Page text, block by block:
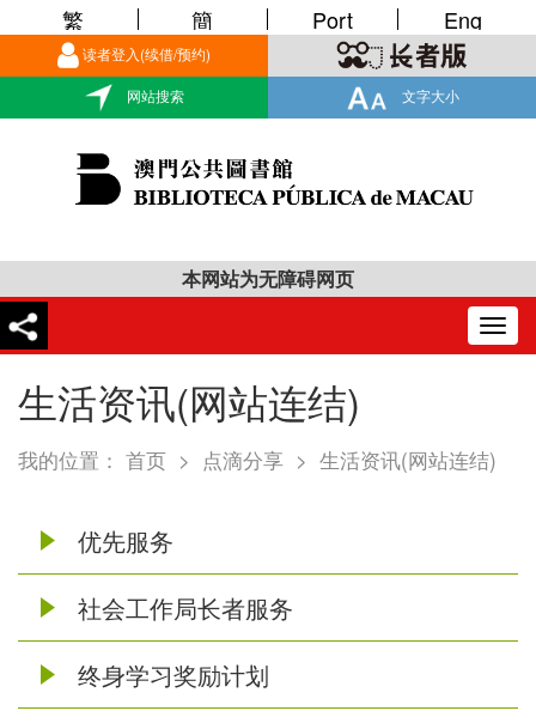
读者登入(续借/预约)
网站搜索 文字大小
繁 簡 Port Eng
本网站为无障碍网页
生活资讯(网站连结)
我的位置： 首页 > 点滴分享 > 生活资讯(网站连结)
优先服务
社会工作局长者服务
终身学习奖励计划